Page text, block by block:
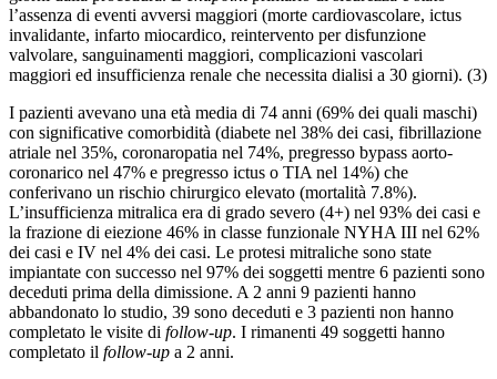
l’assenza di eventi avversi maggiori (morte cardiovascolare, ictus
invalidante, infarto miocardico, reintervento per disfunzione
valvolare, sanguinamenti maggiori, complicazioni vascolari
maggiori ed insufficienza renale che necessita dialisi a 30 giorni). (3)
I pazienti avevano una età media di 74 anni (69% dei quali maschi)
con significative comorbidità (diabete nel 38% dei casi, fibrillazione
atriale nel 35%, coronaropatia nel 74%, pregresso bypass aorto-
coronarico nel 47% e pregresso ictus o TIA nel 14%) che
conferivano un rischio chirurgico elevato (mortalità 7.8%).
L’insufficienza mitralica era di grado severo (4+) nel 93% dei casi e
la frazione di eiezione 46% in classe funzionale NYHA III nel 62%
dei casi e IV nel 4% dei casi. Le protesi mitraliche sono state
impiantate con successo nel 97% dei soggetti mentre 6 pazienti sono
deceduti prima della dimissione. A 2 anni 9 pazienti hanno
abbandonato lo studio, 39 sono deceduti e 3 pazienti non hanno
completato le visite di follow-up. I rimanenti 49 soggetti hanno
completato il follow-up a 2 anni.